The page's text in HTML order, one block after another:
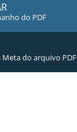
do PDF
do arquivo PDF